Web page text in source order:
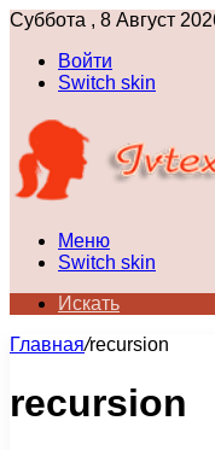
Суббота , 8 Август
Войти
Switch skin
Меню
Switch skin
Искать
Главная/recursion
recursion